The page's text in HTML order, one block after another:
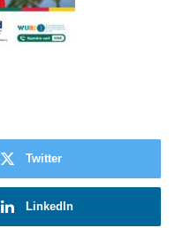
Twitter
LinkedIn